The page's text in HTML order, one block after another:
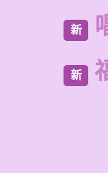
新
新